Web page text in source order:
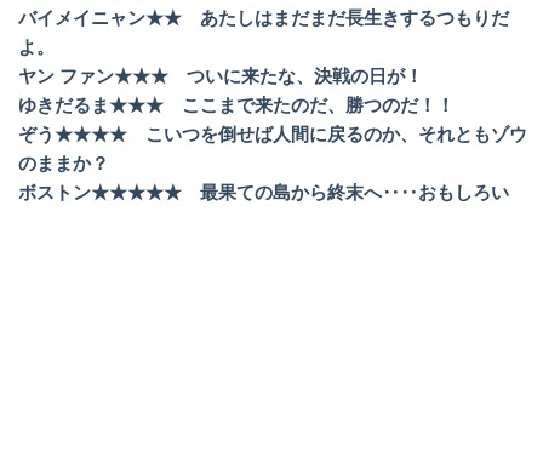
バイメイニャン★★ あたしはまだまだ長生きするつもりだ
よ。
ヤン ファン★★★ ついに来たな、決戦の日が！
ゆきだるま★★★ ここまで来たのだ、勝つのだ！！
ぞう★★★★ こいつを倒せば人間に戻るのか、それともゾウ
のままか？
ボストン★★★★★ 最果ての島から終末へ‥‥おもしろい